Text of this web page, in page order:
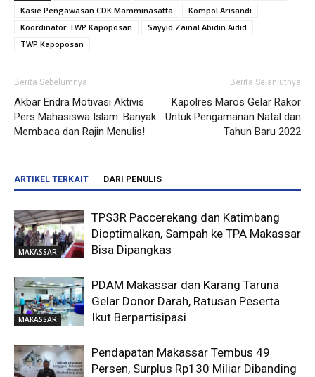
Kasie Pengawasan CDK Mamminasatta
Kompol Arisandi
Koordinator TWP Kapoposan
Sayyid Zainal Abidin Aidid
TWP Kapoposan
Berita Sebelumnya
Akbar Endra Motivasi Aktivis
Pers Mahasiswa Islam: Banyak
Membaca dan Rajin Menulis!
Berita Selanjutnya
Kapolres Maros Gelar Rakor
Untuk Pengamanan Natal dan
Tahun Baru 2022
ARTIKEL TERKAIT DARI PENULIS
MAKASSAR
TPS3R Paccerekang dan Katimbang
Dioptimalkan, Sampah ke TPA Makassar
Bisa Dipangkas
MAKASSAR
PDAM Makassar dan Karang Taruna
Gelar Donor Darah, Ratusan Peserta
Ikut Berpartisipasi
Pendapatan Makassar Tembus 49
Persen, Surplus Rp130 Miliar Dibanding